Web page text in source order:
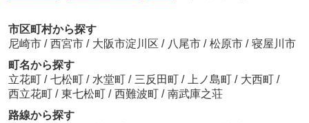
市区町村から探す
尼崎市 / 西宮市 / 大阪市淀川区 / 八尾市 / 松原市 / 寝屋川市
町名から探す
立花町 / 七松町 / 水堂町 / 三反田町 / 上ノ島町 / 大西町 /
西立花町 / 東七松町 / 西難波町 / 南武庫之荘
路線から探す